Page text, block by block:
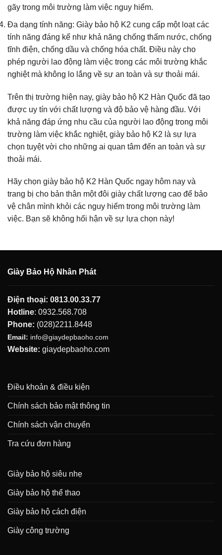
gãy trong môi trường làm việc nguy hiểm.
Đa dạng tính năng: Giày bảo hộ K2 cung cấp một loạt các
tính năng đáng kể như khả năng chống thấm nước, chống
tĩnh điện, chống dầu và chống hóa chất. Điều này cho
phép người lao động làm việc trong các môi trường khắc
nghiệt mà không lo lắng về sự an toàn và sự thoải mái.
Trên thị trường hiện nay, giày bảo hộ K2 Hàn Quốc đã tạo
được uy tín với chất lượng và độ bảo vệ hàng đầu. Với
khả năng đáp ứng nhu cầu của người lao động trong môi
trường làm việc khắc nghiệt, giày bảo hộ K2 là sự lựa
chọn tuyệt vời cho những ai quan tâm đến an toàn và sự
thoải mái.
Hãy chọn giày bảo hộ K2 Hàn Quốc ngay hôm nay và
trang bị cho bản thân một đôi giày chất lượng cao để bảo
vệ chân mình khỏi các nguy hiểm trong môi trường làm
việc. Bạn sẽ không hối hận về sự lựa chọn này!
Giày Bảo Hộ Nhân Phát
Điện thoại: 0813.00.33.77
Hotline: 0932.568.708
Phone: (028)2211.8448
Email: info@giaydepbaoho.com
Website: giaydepbaoho.com
Điều khoản & điều kiện
Chính sách bảo mật thông tin
Chính sách vận chuyển
Tra cứu đơn hàng
Giày bảo hộ siêu nhẹ
Giày bảo hộ thể thao
Giày bảo hộ cách điện
Giày công trường